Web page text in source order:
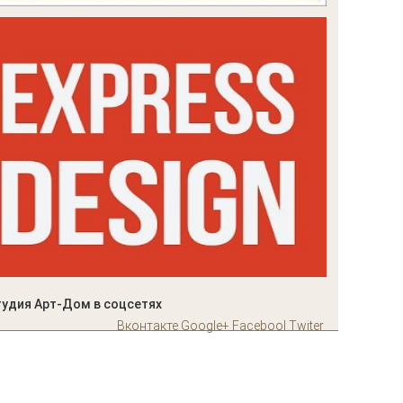
Арт-Дом в соцсетях
Вконтакте Google+ Facebool Twiter